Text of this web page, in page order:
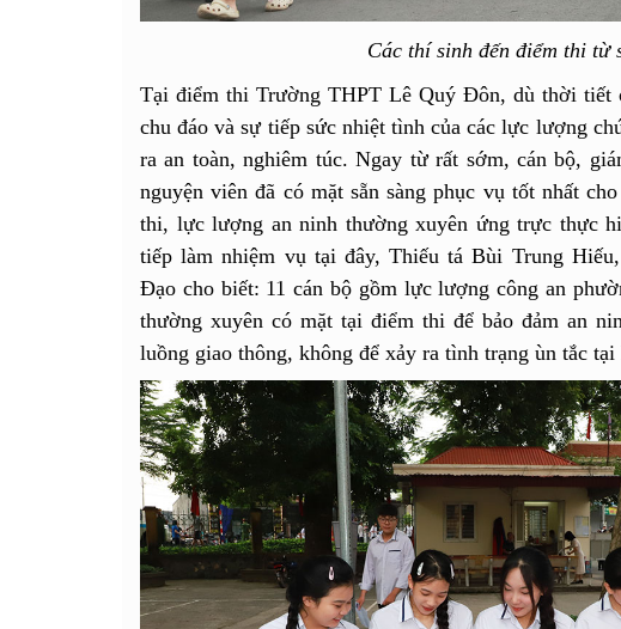
Các thí sinh đến điểm thi từ
Tại điểm thi Trường THPT Lê Quý Đôn, dù thời tiết
chu đáo và sự tiếp sức nhiệt tình của các lực lượng
ra an toàn, nghiêm túc. Ngay từ rất sớm, cán bộ,
nguyện viên đã có mặt sẵn sàng phục vụ tốt nhất
thi, lực lượng an ninh thường xuyên ứng trực thực
tiếp làm nhiệm vụ tại đây, Thiếu tá Bùi Trung
Đạo cho biết: 11 cán bộ gồm lực lượng công an
thường xuyên có mặt tại điểm thi để bảo đảm an
luồng giao thông, không để xảy ra tình trạng ùn tắc